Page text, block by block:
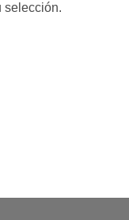
selección.